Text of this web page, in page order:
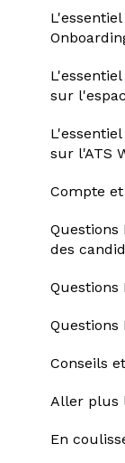
sur
sur l'ATS
Compte
Questions
des
Questions
Questions
Conseils
Aller plus
En